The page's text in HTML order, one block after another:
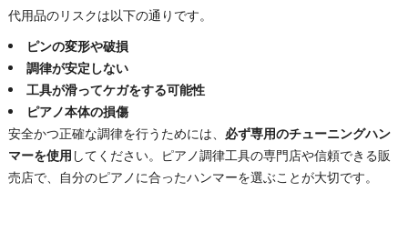
代用品のリスクは以下の通りです。
ピンの変形や破損
調律が安定しない
工具が滑ってケガをする可能性
ピアノ本体の損傷
安全かつ正確な調律を行うためには、 必ず専用のチューニングハン
マーを使用 してください。ピアノ調律工具の専門店や信頼できる販
売店で、自分のピアノに合ったハンマーを選ぶことが大切です。